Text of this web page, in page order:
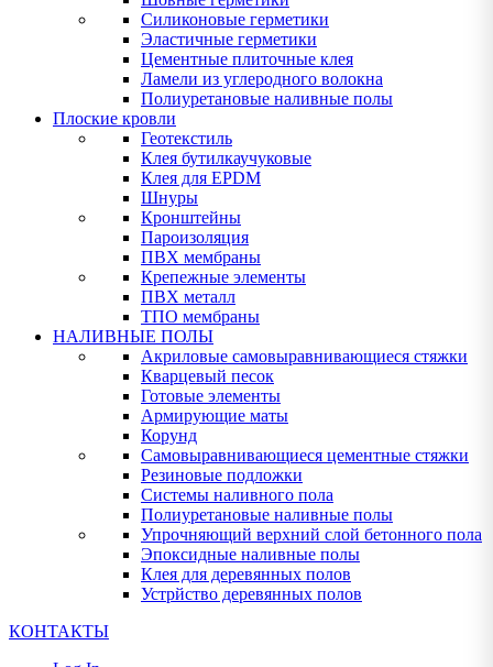
Силиконовые герметики
Эластичные герметики
Цементные плиточные клея
Ламели из углеродного волокна
Полиуретановые наливные полы
Плоские кровли
Геотекстиль
Клея бутилкаучуковые
Клея для EPDM
Шнуры
Кронштейны
Пароизоляция
ПВХ мембраны
Крепежные элементы
ПВХ металл
ТПО мембраны
НАЛИВНЫЕ ПОЛЫ
Акриловые самовыравнивающиеся стяжки
Кварцевый песок
Готовые элементы
Армирующие маты
Корунд
Самовыравнивающиеся цементные стяжки
Резиновые подложки
Системы наливного пола
Полиуретановые наливные полы
Упрочняющий верхний слой бетонного пола
Эпоксидные наливные полы
Клея для деревянных полов
Устрйство деревянных полов
КОНТАКТЫ